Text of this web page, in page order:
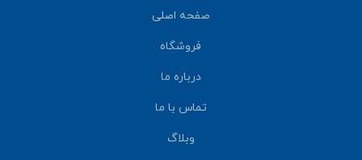
صفحه اصلی
فروشگاه
درباره ما
تماس با ما
وبلاگ